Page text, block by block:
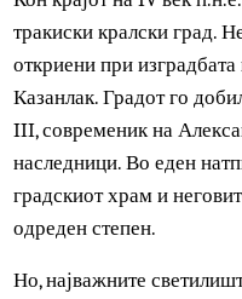
оваа ера.
Тракиски
Во V и IV век п.н.е.,
повеќе се
поради кралските
преобразил некои од